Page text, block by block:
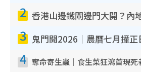
2
3
4